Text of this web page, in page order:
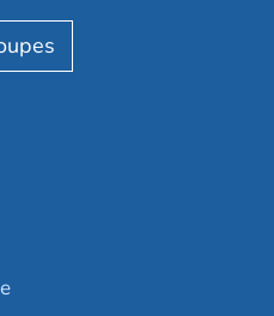
Villa Médicis